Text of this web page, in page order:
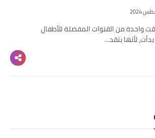
واحدة من القنوات المفضلة للأطفال
لأنها بتقد…